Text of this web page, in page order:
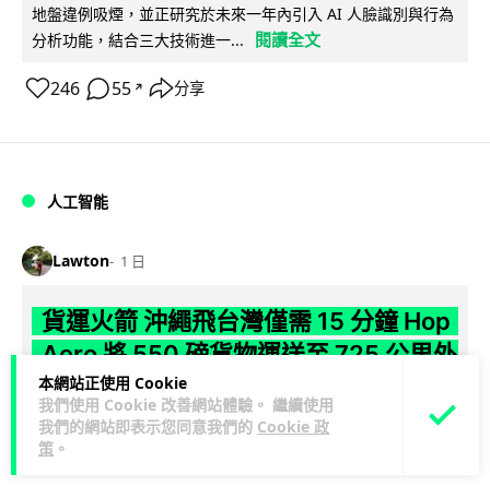
本網站正使用 Cookie
我們使用 Cookie 改善網站體驗。 繼續使用
我們的網站即表示您同意我們的 Cookie 政
策 。
地盤違例吸煙，並正研究於未來一年內引入 AI 人臉識別與行為
分析功能，結合三大技術進一...
閱讀全文
246 55 ↗ 分享
人工智能
Lawton 1 日
貨運火箭 沖繩飛台灣僅需 15 分鐘 Hop
Aero 將 550 磅貨物運送至 725 公里外
【真正用火箭送貨】美國初創 Hop Aero 公開自動駕駛貨運火
箭，聲稱可在 15 分鐘內將 250 公斤物資投送 750 公里外，並
以沖繩...